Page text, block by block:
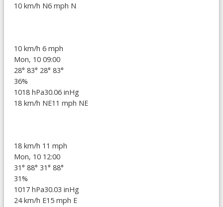
10 km/h N6 mph N
10 km/h 6 mph
Mon, 10 09:00
28° 83° 28° 83°
36%
1018 hPa30.06 inHg
18 km/h NE11 mph NE
18 km/h 11 mph
Mon, 10 12:00
31° 88° 31° 88°
31%
1017 hPa30.03 inHg
24 km/h E15 mph E